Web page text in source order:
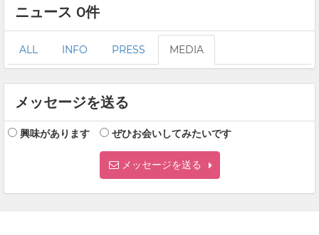
ニュース 0件
ALL INFO PRESS MEDIA
メッセージを送る
興味があります ぜひお会いしてみたいです
メッセージを送る